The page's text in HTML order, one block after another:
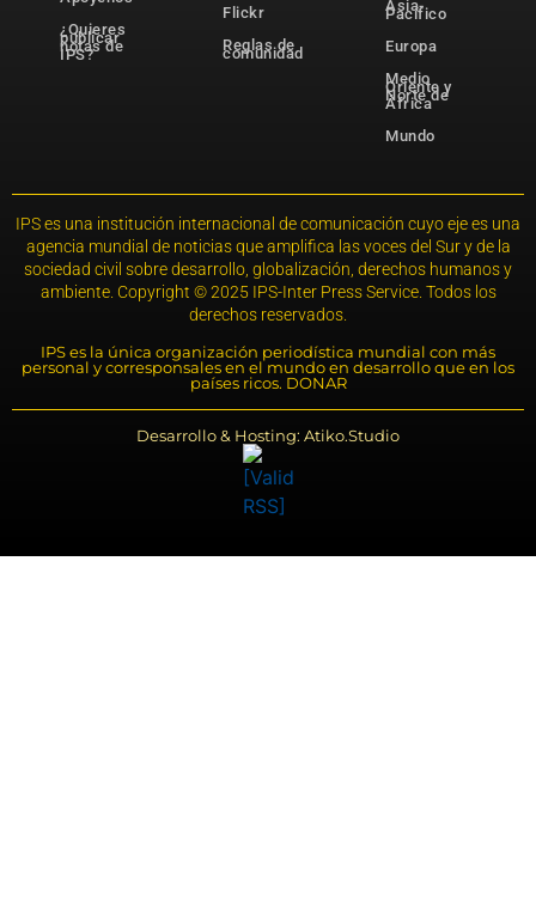
¿Quieres
publicar
notas de
IPS?
Flickr
Reglas de
comunidad
Asia-
Pacífico
Europa
Medio
Oriente y
Norte de
África
Mundo
IPS es una institución internacional de comunicación cuyo eje es una
agencia mundial de noticias que amplifica las voces del Sur y de la
sociedad civil sobre desarrollo, globalización, derechos humanos y
ambiente. Copyright © 2025 IPS-Inter Press Service. Todos los
derechos reservados.
IPS es la única organización periodística mundial con más
personal y corresponsales en el mundo en desarrollo que en los
países ricos. DONAR
Desarrollo & Hosting: Atiko.Studio